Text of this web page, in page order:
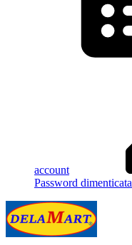
account
Password dimenticata